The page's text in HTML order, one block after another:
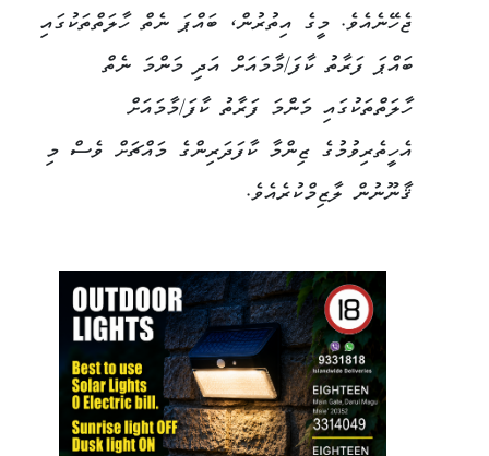
ޖެހޭނެއެވެ. މީގެ އިތުރުން، ބައްޕަ ނެތް ހާލަތްތަކުގައި
ބައްޕަ ފަރާތު ކާފަ/މާމައަށް އަދި މަންމަ ނެތް
ހާލަތްތަކުގައި މަންމަ ފަރާތު ކާފަ/މާމައަށް
އެހީތެރިވުމުގެ ޒިންމާ ކާފަދަރިންގެ މައްޗަށް ވެސް މި
ޤާނޫނުން ލާޒިމްކުރެއެވެ.